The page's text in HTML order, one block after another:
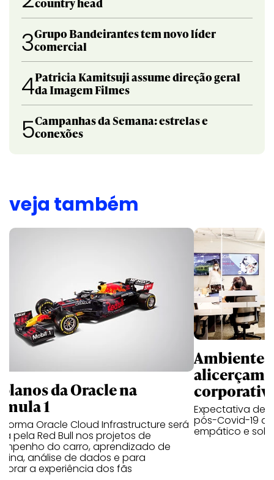
3Grupo Bandeirantes tem novo líder
comercial
4Patricia Kamitsuji assume direção geral
da Imagem Filmes
5Campanhas da Semana: estrelas e
conexões
veja também
da Oracle na
1
Oracle Cloud Infrastructure será
pela Red Bull nos projetos de
do carro, aprendizado de
análise de dados e para
a experiência dos fãs
Ambientes
alicerçam
Expectativa de
pós-Covid-19
empático e